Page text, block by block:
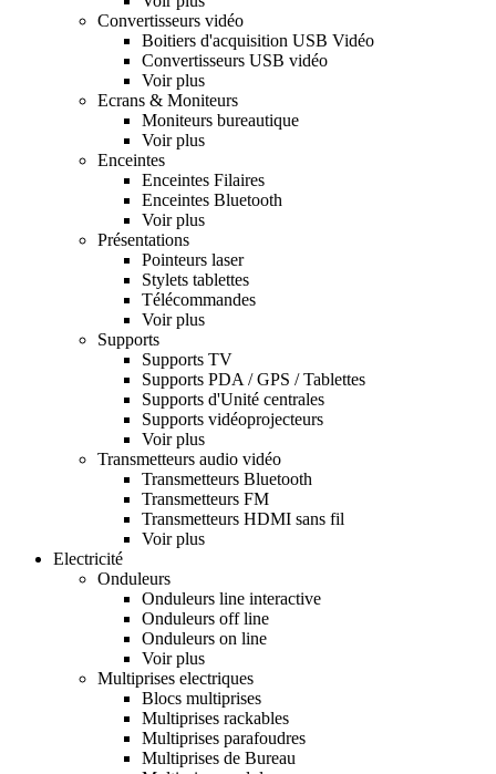
Convertisseurs vidéo
Boitiers d'acquisition USB Vidéo
Convertisseurs USB vidéo
Voir plus
Ecrans & Moniteurs
Moniteurs bureautique
Voir plus
Enceintes
Enceintes Filaires
Enceintes Bluetooth
Voir plus
Présentations
Pointeurs laser
Stylets tablettes
Télécommandes
Voir plus
Supports
Supports TV
Supports PDA / GPS / Tablettes
Supports d'Unité centrales
Supports vidéoprojecteurs
Voir plus
Transmetteurs audio vidéo
Transmetteurs Bluetooth
Transmetteurs FM
Transmetteurs HDMI sans fil
Voir plus
Electricité
Onduleurs
Onduleurs line interactive
Onduleurs off line
Onduleurs on line
Voir plus
Multiprises electriques
Blocs multiprises
Multiprises rackables
Multiprises parafoudres
Multiprises de Bureau